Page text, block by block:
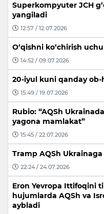
Superkompyuter JCH
yangiladi
12:57 / 12.07.2026
O‘qishni ko‘chirish
14:52 / 09.07.2026
20-iyul kuni qanday
15:49 / 19.07.2026
Rubio: “AQSh
yagona mamlakat”
15:45 / 22.07.2026
Tramp AQSh
22:24 / 24.07.2026
Eron Yevropa Ittifoqini
hujumlarda AQSh va
aybladi